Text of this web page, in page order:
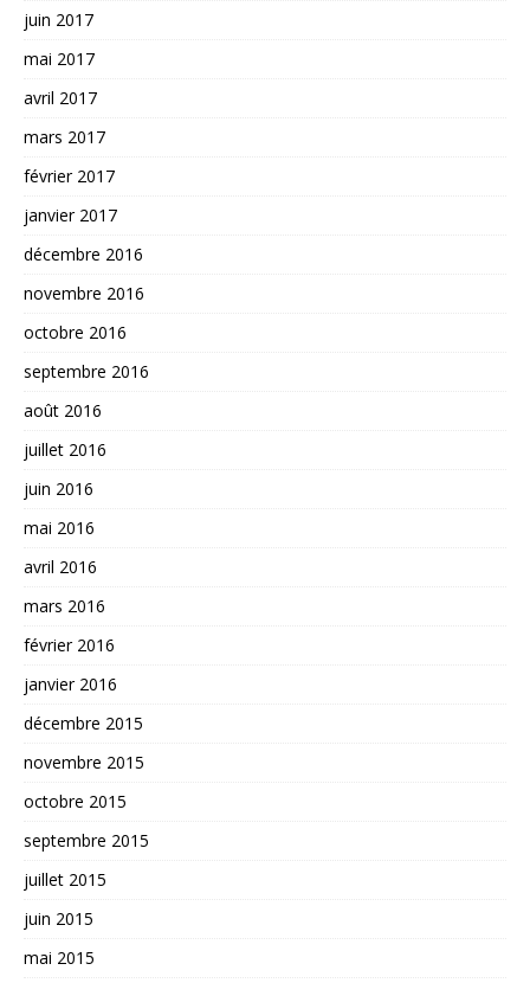
juin 2017
mai 2017
avril 2017
mars 2017
février 2017
janvier 2017
décembre 2016
novembre 2016
octobre 2016
septembre 2016
août 2016
juillet 2016
juin 2016
mai 2016
avril 2016
mars 2016
février 2016
janvier 2016
décembre 2015
novembre 2015
octobre 2015
septembre 2015
juillet 2015
juin 2015
mai 2015